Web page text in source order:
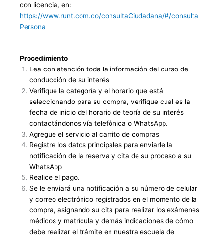
con licencia, en:
https://www.runt.com.co/consultaCiudadana/#/consulta
Persona
Procedimiento
Lea con atención toda la información del curso de
conducción de su interés.
Verifique la categoría y el horario que está
seleccionando para su compra, verifique cual es la
fecha de inicio del horario de teoría de su interés
contactándonos vía telefónica o WhatsApp.
Agregue el servicio al carrito de compras
Registre los datos principales para enviarle la
notificación de la reserva y cita de su proceso a su
WhatsApp
Realice el pago.
Se le enviará una notificación a su número de celular
y correo electrónico registrados en el momento de la
compra, asignando su cita para realizar los exámenes
médicos y matrícula y demás indicaciones de cómo
debe realizar el trámite en nuestra escuela de